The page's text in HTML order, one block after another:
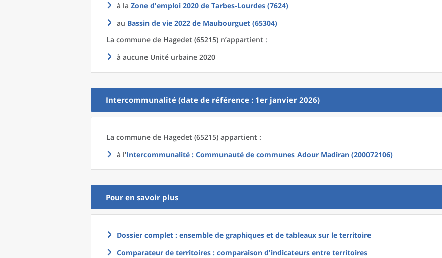
à la Zone d'emploi 2020 de Tarbes-Lourdes (7624)
au Bassin de vie 2022 de Maubourguet (65304)
La commune de Hagedet (65215) n’appartient :
à aucune Unité urbaine 2020
Intercommunalité (date de référence : 1er janvier 2026)
La commune de Hagedet (65215) appartient :
à l'Intercommunalité : Communauté de communes Adour Madiran (200072106)
Pour en savoir plus
Dossier complet : ensemble de graphiques et de tableaux sur le territoire
Comparateur de territoires : comparaison d'indicateurs entre territoires